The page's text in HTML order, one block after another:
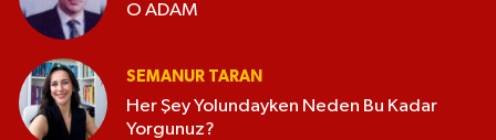
O ADAM
SEMANUR TARAN
Her Şey Yolundayken Neden Bu Kadar
Yorgunuz?